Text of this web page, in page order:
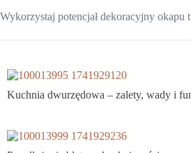
Wykorzystaj potencjał dekoracyjny okapu
Kuchnia dwurzędowa – zalety, wady i